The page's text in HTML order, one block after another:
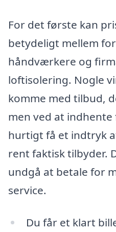
For det første kan
betydeligt mellem
håndværkere og
loftisolering. Nogle
komme med tilbud,
men ved at
hurtigt få et indtryk
rent faktisk tilbyder.
undgå at betale for
service.
Du får et klart